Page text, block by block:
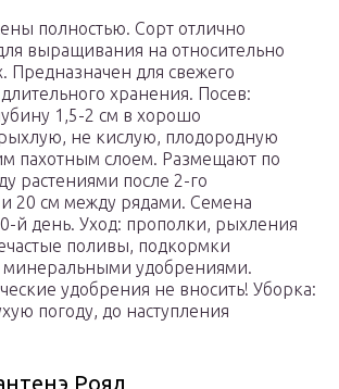
полностью. Сорт отлично
выращивания на относительно
Предназначен для свежего
хранения. Посев:
1,5-2 см в хорошо
не кислую, плодородную
пахотным слоем. Размещают по
растениями после 2-го
20 см между рядами. Семена
й день. Уход: прополки, рыхления
поливы, подкормки
удобрениями.
удобрения не вносить! Уборка:
погоду, до наступления
Роял